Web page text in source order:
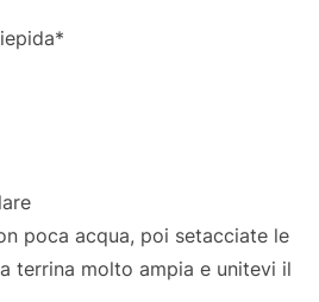
poca acqua, poi setacciate le
terrina molto ampia e unitevi il